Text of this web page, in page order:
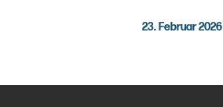
23. Februar 2026